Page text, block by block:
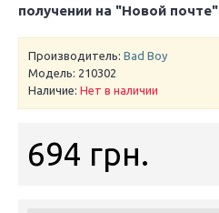
получении на "Новой почте"
Производитель: Bad Boy
Модель: 210302
Наличие: Нет в наличии
694 грн.